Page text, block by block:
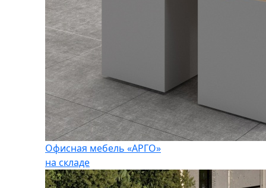
Офисная мебель «АРГО»
на складе